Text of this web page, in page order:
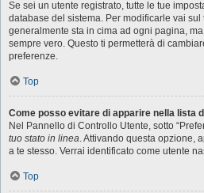
Se sei un utente registrato, tutte le tue
database del sistema. Per modificarle vai
generalmente sta in cima ad ogni pagina,
sempre vero. Questo ti permetterà di
preferenze.
Top
Come posso evitare di apparire nella lista
Nel Pannello di Controllo Utente, sotto
tuo stato in linea. Attivando questa opzione,
a te stesso. Verrai identificato come utente
Top